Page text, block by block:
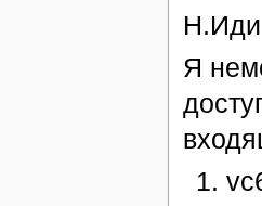
Н.Иди
Я